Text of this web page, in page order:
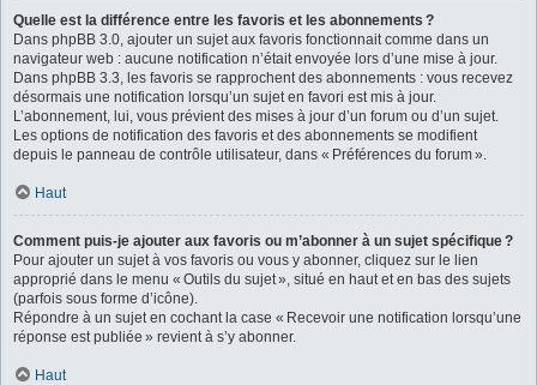
Quelle est la différence entre les favoris et les abonnements ?
Dans phpBB 3.0, ajouter un sujet aux favoris fonctionnait comme dans un
navigateur web : aucune notification n’était envoyée lors d’une mise à jour.
Dans phpBB 3.3, les favoris se rapprochent des abonnements : vous recevez
désormais une notification lorsqu’un sujet en favori est mis à jour.
L’abonnement, lui, vous prévient des mises à jour d’un forum ou d’un sujet.
Les options de notification des favoris et des abonnements se modifient
depuis le panneau de contrôle utilisateur, dans « Préférences du forum ».
Haut
Comment puis-je ajouter aux favoris ou m’abonner à un sujet spécifique ?
Pour ajouter un sujet à vos favoris ou vous y abonner, cliquez sur le lien
approprié dans le menu « Outils du sujet », situé en haut et en bas des sujets
(parfois sous forme d’icône).
Répondre à un sujet en cochant la case « Recevoir une notification lorsqu’une
réponse est publiée » revient à s’y abonner.
Haut